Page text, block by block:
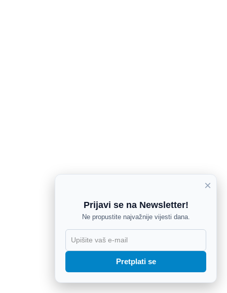
×
Prijavi se na Newsletter!
Ne propustite najvažnije vijesti dana.
Pretplati se